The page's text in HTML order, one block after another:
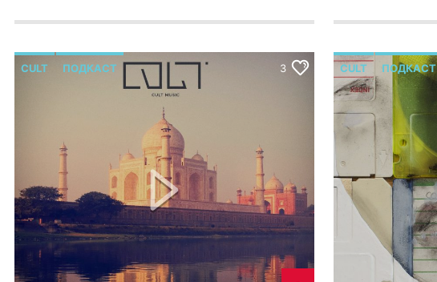
CULT ПОДКАСТ 3 CULT ПОДКАСТ